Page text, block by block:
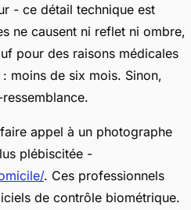
- ce détail technique est
ne causent ni reflet ni ombre,
pour des raisons médicales
moins de six mois. Sinon,
appel à un photographe
plébiscitée -
. Ces professionnels
de contrôle biométrique.